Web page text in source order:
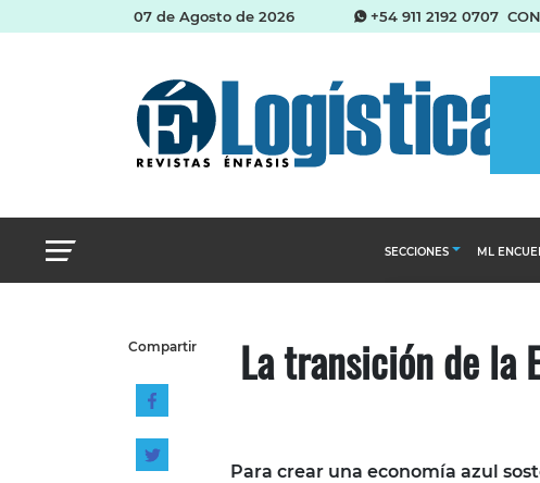
07 de Agosto de 2026 +54 911 2192 0707
SECCIONES
Almacenes e
Management
ML
Compartir La transición de la
Para crear una economía azul